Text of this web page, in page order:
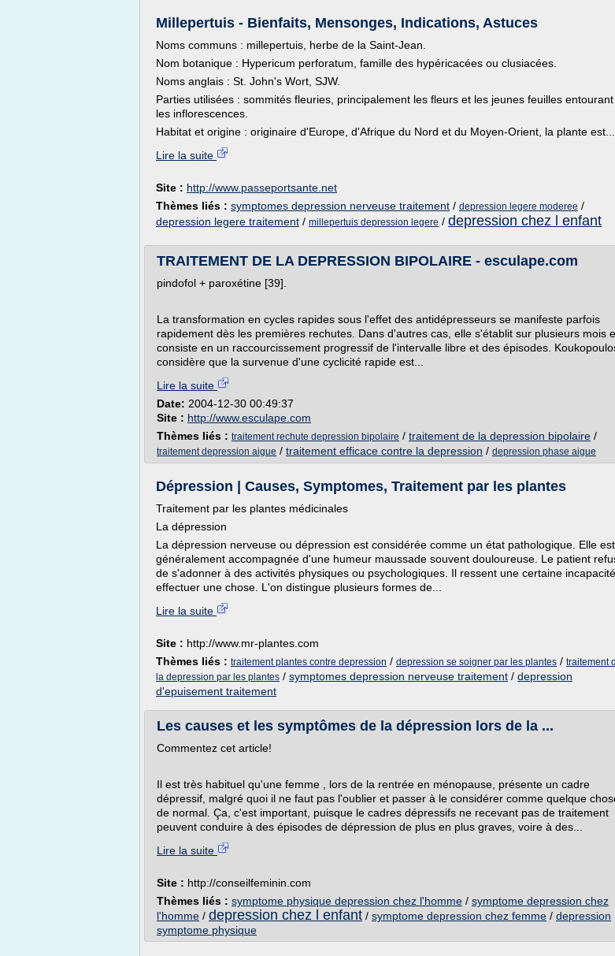
Millepertuis - Bienfaits, Mensonges, Indications, Astuces
Noms communs : millepertuis, herbe de la Saint-Jean.
Nom botanique : Hypericum perforatum, famille des hypéricacées ou clusiacées.
Noms anglais : St. John's Wort, SJW.
Parties utilisées : sommités fleuries, principalement les fleurs et les jeunes feuilles entourant
les inflorescences.
Habitat et origine : originaire d'Europe, d'Afrique du Nord et du Moyen-Orient, la plante est...
Lire la suite
Site : http://www.passeportsante.net
Thèmes liés : symptomes depression nerveuse traitement / depression legere moderee /
depression legere traitement / millepertuis depression legere / depression chez l enfant
TRAITEMENT DE LA DEPRESSION BIPOLAIRE - esculape.com
pindofol + paroxétine [39].
La transformation en cycles rapides sous l'effet des antidépresseurs se manifeste parfois
rapidement dès les premières rechutes. Dans d'autres cas, elle s'établit sur plusieurs mois
consiste en un raccourcissement progressif de l'intervalle libre et des épisodes.
considère que la survenue d'une cyclicité rapide est...
Lire la suite
Date: 2004-12-30 00:49:37
Site : http://www.esculape.com
Thèmes liés : traitement rechute depression bipolaire / traitement de la depression bipolaire /
traitement depression aigue / traitement efficace contre la depression / depression phase aigue
Dépression | Causes, Symptomes, Traitement par les plantes
Traitement par les plantes médicinales
La dépression
La dépression nerveuse ou dépression est considérée comme un état pathologique. Elle est
généralement accompagnée d'une humeur maussade souvent douloureuse. Le patient
de s'adonner à des activités physiques ou psychologiques. Il ressent une certaine
effectuer une chose. L'on distingue plusieurs formes de...
Lire la suite
Site : http://www.mr-plantes.com
Thèmes liés : traitement plantes contre depression / depression se soigner par les plantes / traitement
la depression par les plantes / symptomes depression nerveuse traitement / depression
d'epuisement traitement
Les causes et les symptômes de la dépression lors de la ...
Commentez cet article!
Il est très habituel qu'une femme , lors de la rentrée en ménopause, présente un cadre
dépressif, malgré quoi il ne faut pas l'oublier et passer à le considérer comme quelque
de normal. Ça, c'est important, puisque le cadres dépressifs ne recevant pas de traitement
peuvent conduire à des épisodes de dépression de plus en plus graves, voire à des...
Lire la suite
Site : http://conseilfeminin.com
Thèmes liés : symptome physique depression chez l'homme / symptome depression chez
l'homme / depression chez l enfant / symptome depression chez femme / depression
symptome physique